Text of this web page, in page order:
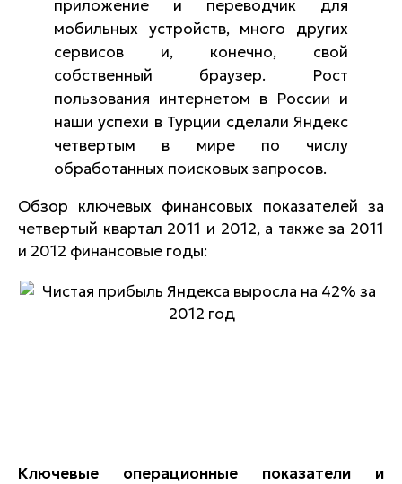
приложение и переводчик для
мобильных устройств, много других
сервисов и, конечно, свой
собственный браузер. Рост
пользования интернетом в России и
наши успехи в Турции сделали Яндекс
четвертым в мире по числу
обработанных поисковых запросов.
Обзор ключевых финансовых показателей за
четвертый квартал 2011 и 2012, а также за 2011
и 2012 финансовые годы:
Ключевые операционные показатели и